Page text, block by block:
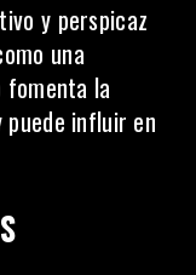
y perspicaz
una
fomenta la
influir en